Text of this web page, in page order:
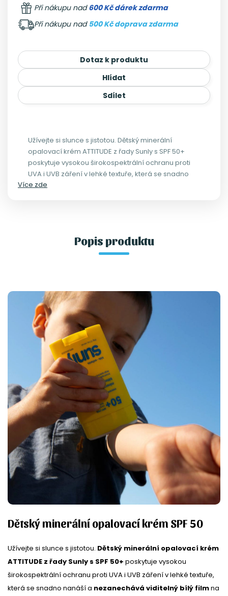
Při nákupu nad600 Kč dárek zdarma
Při nákupu nad 500 Kč doprava zdarma
Dotaz k produktu
Hlídat
Sdílet
Užívejte si slunce s jistotou. Dětský minerální
opalovací krém ATTITUDE z řady Sunly s SPF 50+
poskytuje vysokou širokospektrální ochranu proti
UVA i UVB záření v lehké textuře, která se snadno
nanáší a nezanechává viditelný bílý film na
Více zde
Popis produktu
Dětský minerální opalovací krém SPF 50
Užívejte si slunce s jistotou. Dětský minerální opalovací krém
ATTITUDE z řady Sunly s SPF 50+ poskytuje vysokou
širokospektrální ochranu proti UVA i UVB záření v lehké textuře,
která se snadno nanáší a nezanechává viditelný bílý filmna